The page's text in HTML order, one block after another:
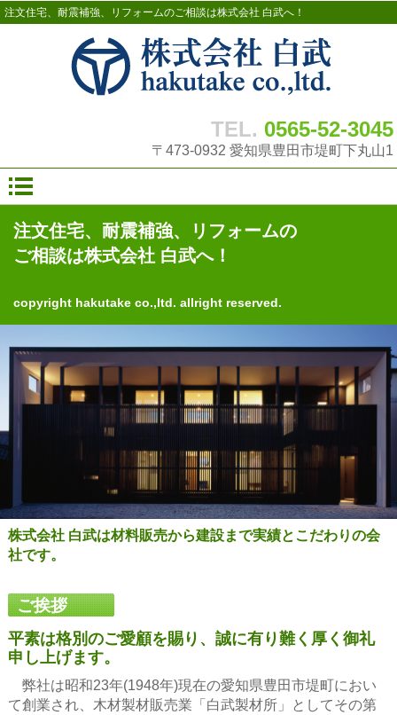
注文住宅、耐震補強、リフォームのご相談は株式会社 白武へ！
TEL. 0565-52-3045
〒473-0932 愛知県豊田市堤町下丸山1
注文住宅、耐震補強、リフォームの
ご相談は株式会社 白武へ！
copyright hakutake co.,ltd. allright reserved.
株式会社 白武は材料販売から建設まで実績とこだわりの会
社です。
ご挨拶
平素は格別のご愛顧を賜り、誠に有り難く厚く御礼
申し上げます。
弊社は昭和23年(1948年)現在の愛知県豊田市堤町におい
て創業され、木材製材販売業「白武製材所」としてその第